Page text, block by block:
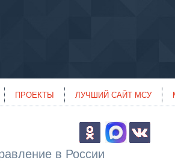
ПРОЕКТЫ ЛУЧШИЙ САЙТ МСУ
в России